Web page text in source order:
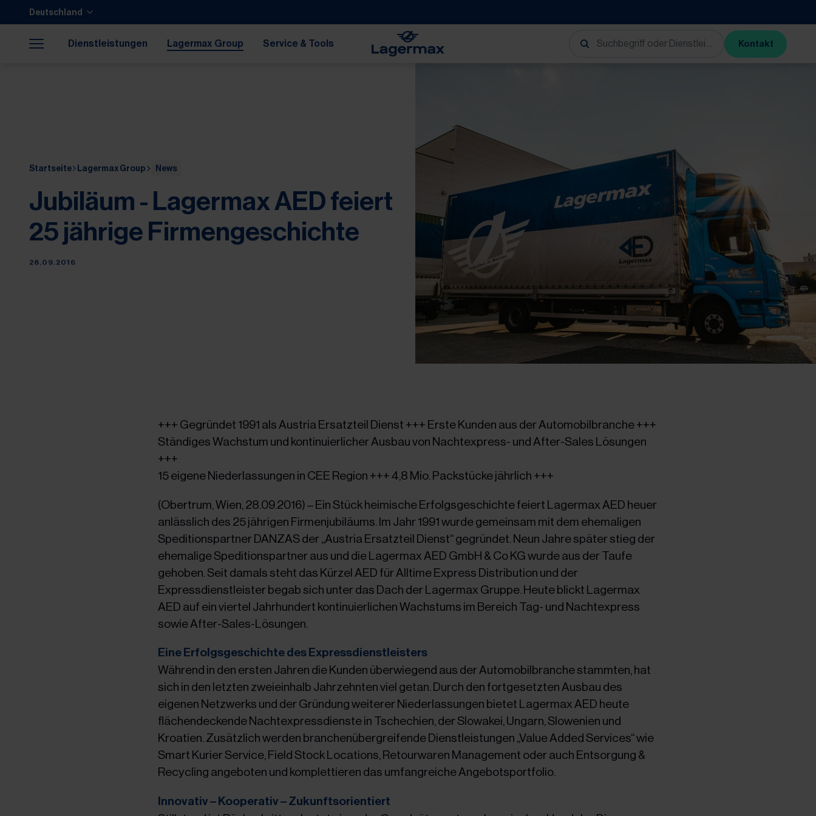
Zum Hauptinhalt springen
Zum Footer springen
Deutschland
Dienstleistungen
Lagermax Group Service & Tools Kontakt
Startseite Lagermax Group News
Jubiläum - Lagermax AED feiert
25 jährige Firmengeschichte
28.09.2016
+++ Gegründet 1991 als Austria Ersatzteil Dienst +++ Erste Kunden aus der Automobilbranche +++
Ständiges Wachstum und kontinuierlicher Ausbau von Nachtexpress- und After-Sales Lösungen
+++
15 eigene Niederlassungen in CEE Region +++ 4,8 Mio. Packstücke jährlich +++
(Obertrum, Wien, 28.09.2016) – Ein Stück heimische Erfolgsgeschichte feiert Lagermax AED heuer
anlässlich des 25 jährigen Firmenjubiläums. Im Jahr 1991 wurde gemeinsam mit dem ehemaligen
Speditionspartner DANZAS der „Austria Ersatzteil Dienst“ gegründet. Neun Jahre später stieg der
ehemalige Speditionspartner aus und die Lagermax AED GmbH & Co KG wurde aus der Taufe
gehoben. Seit damals steht das Kürzel AED für Alltime Express Distribution und der
Expressdienstleister begab sich unter das Dach der Lagermax Gruppe. Heute blickt Lagermax
AED auf ein viertel Jahrhundert kontinuierlichen Wachstums im Bereich Tag- und Nachtexpress
sowie After-Sales-Lösungen.
Eine Erfolgsgeschichte des Expressdienstleisters
Während in den ersten Jahren die Kunden überwiegend aus der Automobilbranche stammten, hat
sich in den letzten zweieinhalb Jahrzehnten viel getan. Durch den fortgesetzten Ausbau des
eigenen Netzwerks und der Gründung weiterer Niederlassungen bietet Lagermax AED heute
flächendeckende Nachtexpressdienste in Tschechien, der Slowakei, Ungarn, Slowenien und
Kroatien. Zusätzlich werden branchenübergreifende Dienstleistungen „Value Added Services“ wie
Smart Kurier Service, Field Stock Locations, Retourwaren Management oder auch Entsorgung &
Recycling angeboten und komplettieren das umfangreiche Angebotsportfolio.
Innovativ – Kooperativ – Zukunftsorientiert